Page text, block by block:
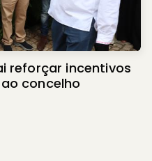
reforçar incentivos
concelho